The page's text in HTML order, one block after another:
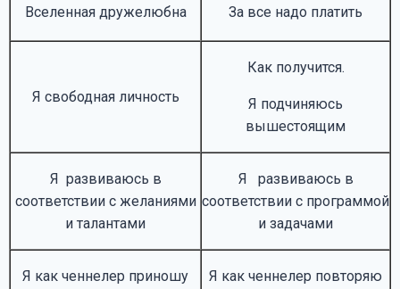
Вселенная дружелюбна За все надо платить
Я свободная личность
Как получится.
Я подчиняюсь
вышестоящим
Я развиваюсь в
соответствии с желаниями
и талантами
Я развиваюсь в
соответствии с программой
и задачами
Я как ченнелер приношу
Я как ченнелер повторяю